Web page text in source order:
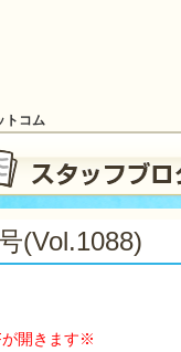
トコム
(vol.1088)
開きます※